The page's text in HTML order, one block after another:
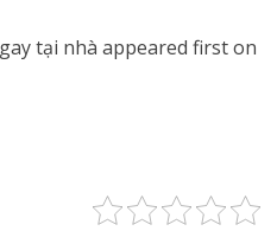
tại nhà appeared first on